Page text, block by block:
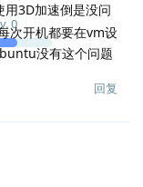
0
用3D加速倒是没问
次开机都要在vm设
没有这个问题
回复